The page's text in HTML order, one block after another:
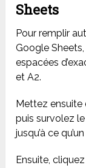
Sheets
Pour remplir
Google
espacées
et A2.
Mettez ensuite
puis survolez
jusqu’à ce
Ensuite,